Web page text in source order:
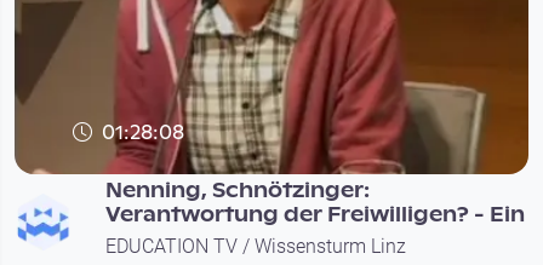
01:28:08
Nenning, Schnötzinger:
Verantwortung der Freiwilligen? - Ein
EDUCATION TV / Wissensturm Linz